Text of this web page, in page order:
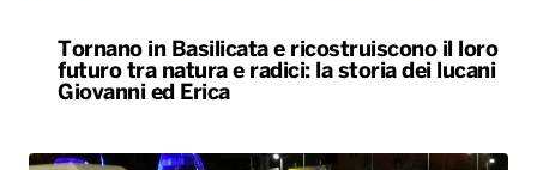
Tornano in Basilicata e ricostruiscono il loro
futuro tra natura e radici: la storia dei lucani
Giovanni ed Erica